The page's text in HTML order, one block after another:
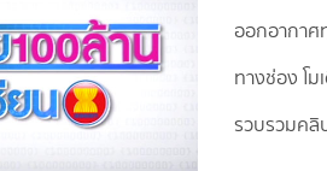
ออกอากาศ
ทางช่อง โม
รวบรวมคลิ